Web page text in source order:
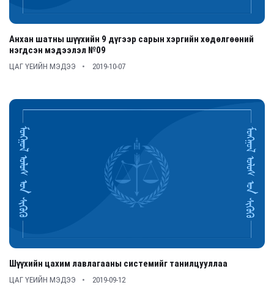
Анхан шатны шүүхийн 9 дүгээр сарын хэргийн хөдөлгөөний
нэгдсэн мэдээлэл №09
ЦАГ ҮЕИЙН МЭДЭЭ 2019-10-07
Шүүхийн цахим лавлагааны системийг танилцууллаа
ЦАГ ҮЕИЙН МЭДЭЭ 2019-09-12